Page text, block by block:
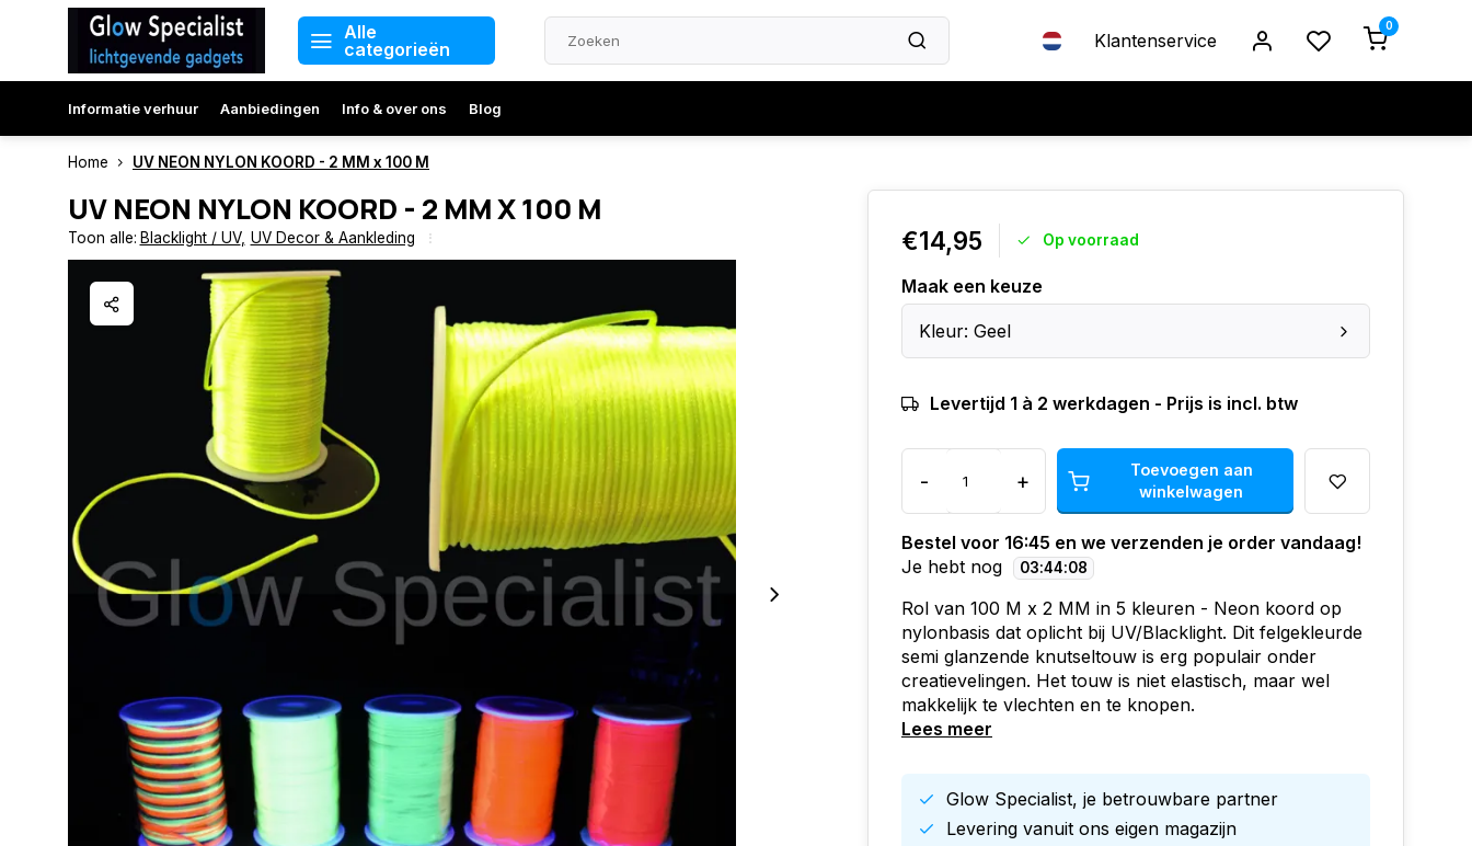
Alle
categorieën
Klantenservice
0
Informatie verhuur Aanbiedingen Info & over ons Blog
Home UV NEON NYLON KOORD - 2 MM x 100 M
UV NEON NYLON KOORD - 2 MM X 100 M
Toon alle: Blacklight / UV, UV Decor & Aankleding €14,95 Op voorraad
Maak een keuze
Kleur: Geel
Levertijd 1 à 2 werkdagen - Prijs is incl. btw
- +
Toevoegen aan
winkelwagen
Bestel voor 16:45 en we verzenden je order vandaag!
Je hebt nog
03:44:07
Rol van 100 M x 2 MM in 5 kleuren - Neon koord op
nylonbasis dat oplicht bij UV/Blacklight. Dit felgekleurde
semi glanzende knutseltouw is erg populair onder
creatievelingen. Het touw is niet elastisch, maar wel
makkelijk te vlechten en te knopen.
Lees meer
Glow Specialist, je betrouwbare partner
Levering vanuit ons eigen magazijn